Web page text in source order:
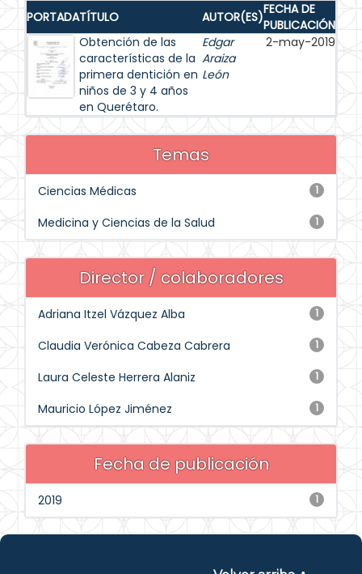
PORTADATÍTULO AUTOR(ES)FECHA DE
PUBLICACIÓN
Obtención de las
características de la
primera dentición en
niños de 3 y 4 años
en Querétaro.
Edgar
Araiza
León
2-may-2019
Temas
1
Ciencias Médicas
1
Medicina y Ciencias de la Salud
Director / colaboradores
1
Adriana Itzel Vázquez Alba
1
Claudia Verónica Cabeza Cabrera
1
Laura Celeste Herrera Alaniz
1
Mauricio López Jiménez
Fecha de publicación
1
2019